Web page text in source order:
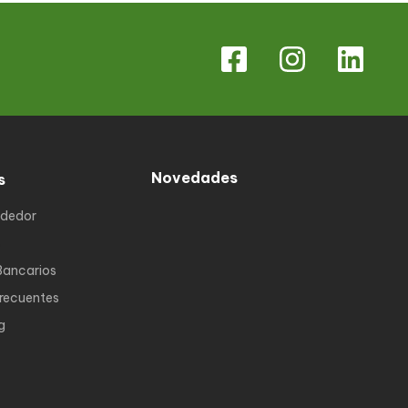
Novedades